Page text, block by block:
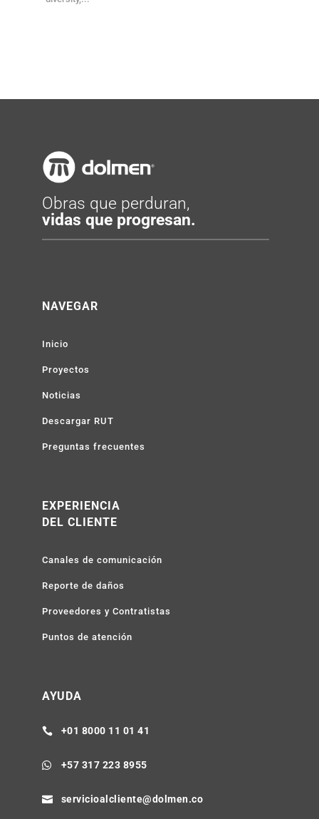
Obras que perduran,
vidas que progresan.
NAVEGAR
Inicio
Proyectos
Noticias
Descargar RUT
Preguntas frecuentes
EXPERIENCIA
DEL CLIENTE
Canales de comunicación
Reporte de daños
Proveedores y Contratistas
Puntos de atención
AYUDA
 +01 8000 11 01 41
 +57 317 223 8955
 servicioalcliente@dolmen.co